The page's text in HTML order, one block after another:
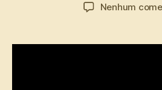
Nenhum